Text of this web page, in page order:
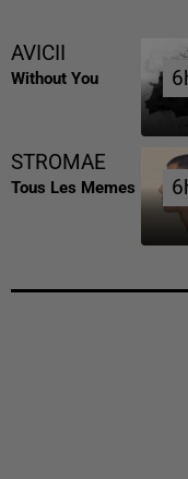
AVICII
Without You
STROMAE
Tous Les Memes